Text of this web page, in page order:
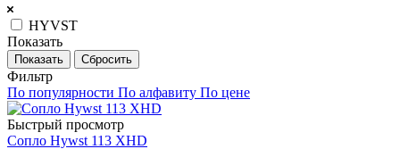
HYVST
Показать
Сбросить
Фильтр
По популярности По алфавиту По цене
Быстрый просмотр
Сопло Hywst 113 XHD